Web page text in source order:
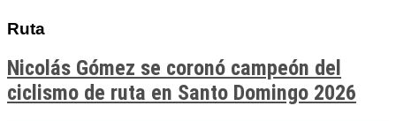
Ruta
Nicolás Gómez se coronó campeón del
ciclismo de ruta en Santo Domingo 2026